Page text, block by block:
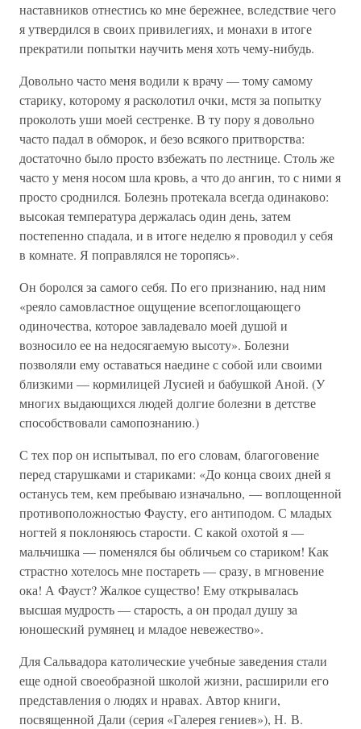
наставников отнестись ко мне бережнее, вследствие чего
я утвердился в своих привилегиях, и монахи в итоге
прекратили попытки научить меня хоть чему-нибудь.
Довольно часто меня водили к врачу — тому самому
старику, которому я расколотил очки, мстя за попытку
проколоть уши моей сестренке. В ту пору я довольно
часто падал в обморок, и безо всякого притворства:
достаточно было просто взбежать по лестнице. Столь же
часто у меня носом шла кровь, а что до ангин, то с ними я
просто сроднился. Болезнь протекала всегда одинаково:
высокая температура держалась один день, затем
постепенно спадала, и в итоге неделю я проводил у себя
в комнате. Я поправлялся не торопясь».
Он боролся за самого себя. По его признанию, над ним
«реяло самовластное ощущение всепоглощающего
одиночества, которое завладевало моей душой и
возносило ее на недосягаемую высоту». Болезни
позволяли ему оставаться наедине с собой или своими
близкими — кормилицей Лусией и бабушкой Аной. (У
многих выдающихся людей долгие болезни в детстве
способствовали самопознанию.)
С тех пор он испытывал, по его словам, благоговение
перед старушками и стариками: «До конца своих дней я
останусь тем, кем пребываю изначально, — воплощенной
противоположностью Фаусту, его антиподом. С младых
ногтей я поклоняюсь старости. С какой охотой я —
мальчишка — поменялся бы обличьем со стариком! Как
страстно хотелось мне постареть — сразу, в мгновение
ока! А Фауст? Жалкое существо! Ему открывалась
высшая мудрость — старость, а он продал душу за
юношеский румянец и младое невежество».
Для Сальвадора католические учебные заведения стали
еще одной своеобразной школой жизни, расширили его
представления о людях и нравах. Автор книги,
посвященной Дали (серия «Галерея гениев»), Н. В.